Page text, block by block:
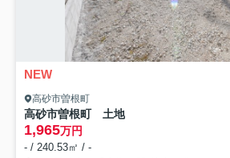
NEW
高砂市曽根町
高砂市曽根町 土地
1,965万円
- / 240.53㎡ / -